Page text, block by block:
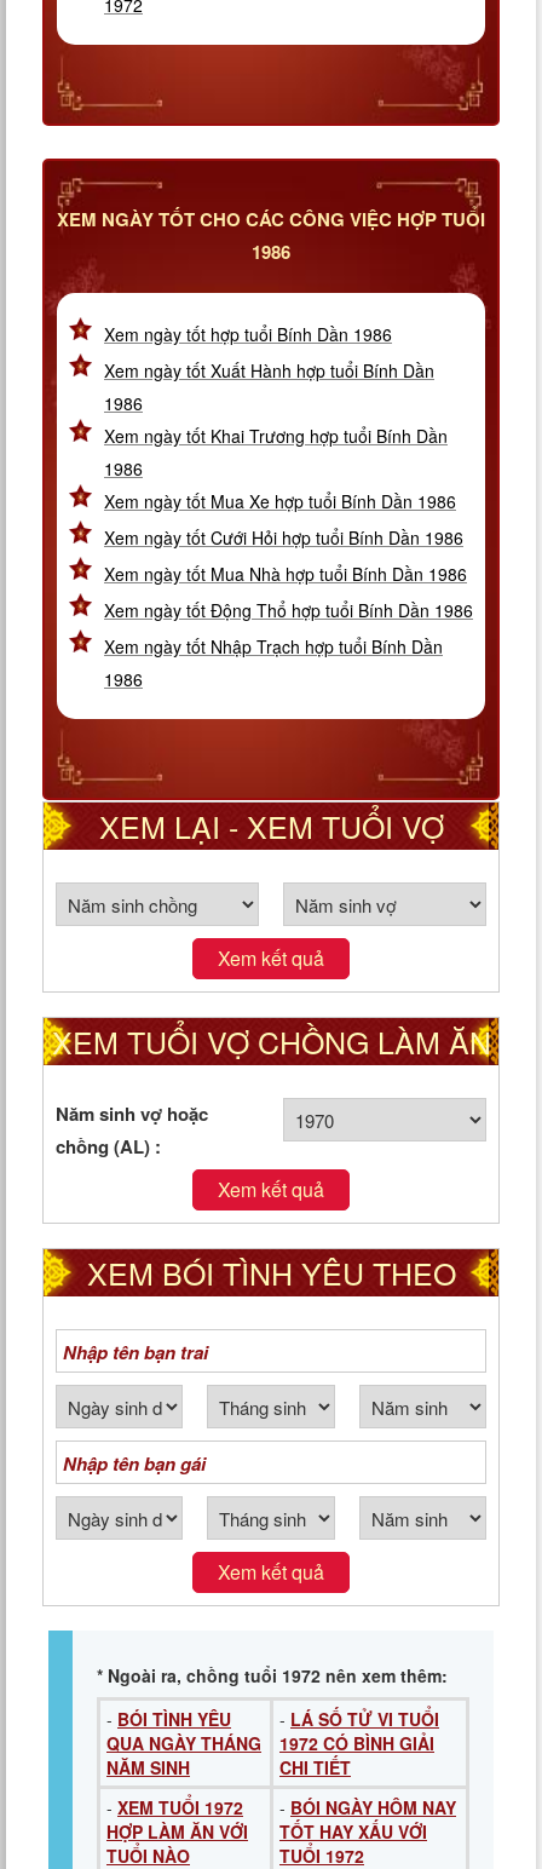
1972
XEM NGÀY TỐT CHO CÁC CÔNG VIỆC HỢP TUỔI
1986
Xem ngày tốt hợp tuổi Bính Dần 1986
Xem ngày tốt Xuất Hành hợp tuổi Bính Dần
1986
Xem ngày tốt Khai Trương hợp tuổi Bính Dần
1986
Xem ngày tốt Mua Xe hợp tuổi Bính Dần 1986
Xem ngày tốt Cưới Hỏi hợp tuổi Bính Dần 1986
Xem ngày tốt Mua Nhà hợp tuổi Bính Dần 1986
Xem ngày tốt Động Thổ hợp tuổi Bính Dần 1986
Xem ngày tốt Nhập Trạch hợp tuổi Bính Dần
1986
XEM LẠI - XEM TUỔI VỢ
CHỒNG THEO CUNG PHI
Xem kết quả
XEM TUỔI VỢ CHỒNG LÀM ĂN
TỐT HAY XẤU
Năm sinh vợ hoặc
chồng (AL) :
Xem kết quả
XEM BÓI TÌNH YÊU THEO
NGÀY THÁNG NĂM SINH
Xem kết quả
* Ngoài ra, chồng tuổi 1972 nên xem thêm:
- BÓI TÌNH YÊU
QUA NGÀY THÁNG
NĂM SINH
- LÁ SỐ TỬ VI TUỔI
1972 CÓ BÌNH GIẢI
CHI TIẾT
- XEM TUỔI 1972
HỢP LÀM ĂN VỚI
TUỔI NÀO
- BÓI NGÀY HÔM NAY
TỐT HAY XẤU VỚI
TUỔI 1972